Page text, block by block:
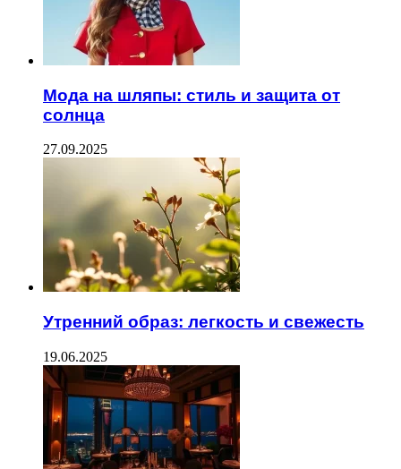
Мода на шляпы: стиль и защита от
солнца
27.09.2025
Утренний образ: легкость и свежесть
19.06.2025